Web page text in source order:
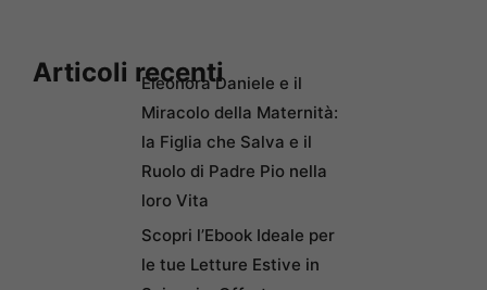
Articoli recentiEleonora Daniele e il
Miracolo della Maternità:
la Figlia che Salva e il
Ruolo di Padre Pio nella
loro Vita
Scopri l’Ebook Ideale per
le tue Letture Estive in